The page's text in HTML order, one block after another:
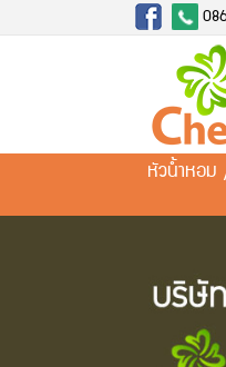
หัวน้ำหอม